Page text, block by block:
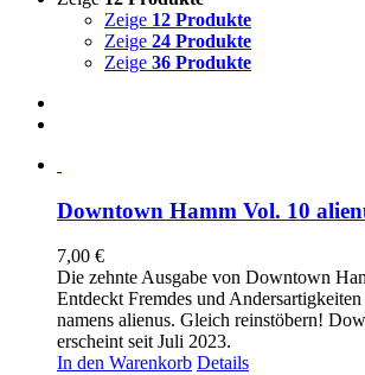
Zeige 12 Produkte
Zeige 24 Produkte
Zeige 36 Produkte
Downtown Hamm Vol. 10
7,00 €
Die zehnte Ausgabe von Downtown
Entdeckt Fremdes und
namens alienus. Gleich reinstöbern!
erscheint seit Juli 2023.
In den Warenkorb Details